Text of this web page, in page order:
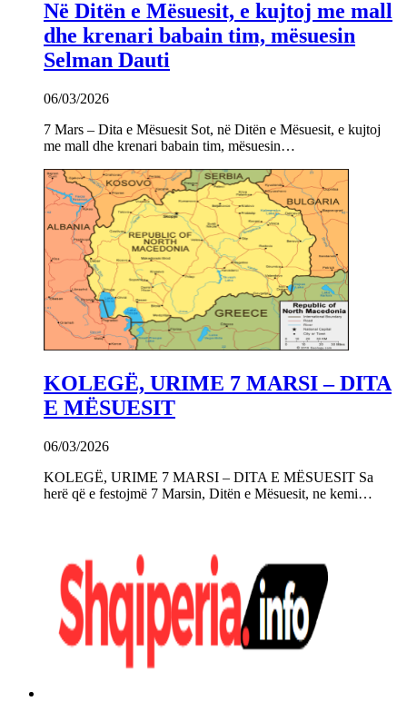
Në Ditën e Mësuesit, e kujtoj me mall
dhe krenari babain tim, mësuesin
Selman Dauti
06/03/2026
7 Mars – Dita e Mësuesit Sot, në Ditën e Mësuesit, e kujtoj
me mall dhe krenari babain tim, mësuesin…
KOLEGË, URIME 7 MARSI – DITA
E MËSUESIT
06/03/2026
KOLEGË, URIME 7 MARSI – DITA E MËSUESIT Sa
herë që e festojmë 7 Marsin, Ditën e Mësuesit, ne kemi…